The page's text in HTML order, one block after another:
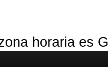
horaria es